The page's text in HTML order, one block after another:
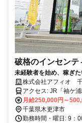
破格のインセンテ
未経験者を始め、稼ぎ
会社です。一緒に働い
に嬉しい！＜千葉県内
内屈指の歩合給！自分の
株式会社アフィオ
アクセス: JR
月給250,000円～
千葉県木更津市
勤務時間・曜日: 9：